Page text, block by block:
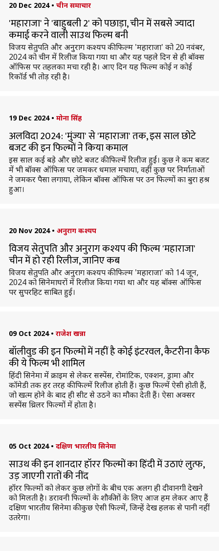
20 Dec 2024 • चीन समाचार
'महाराजा' ने 'बाहुबली 2' को पछाड़ा, चीन में सबसे ज्यादा
कमाई करने वाली साउथ फिल्म बनी
विजय सेतुपति और अनुराग कश्यप की फिल्म 'महाराजा' को 20 नवंबर,
2024 को चीन में रिलीज किया गया था और यह पहले दिन से ही बॉक्स
ऑफिस पर तहलका मचा रही है। आए दिन यह फिल्म कोई न कोई
रिकॉर्ड भी तोड़ रही है।
19 Dec 2024 • मोना सिंह
अलविदा 2024: 'मुंज्या' से 'महाराजा' तक, इस साल छोटे
बजट की इन फिल्माें ने किया कमाल
इस साल कई बड़े और छोटे बजट की फिल्में रिलीज हुईं। कुछ ने कम बजट
में भी बॉक्स ऑफिस पर जमकर धमाल मचाया, वहीं कुछ पर निर्माताओं
ने जमकर पैसा लगाया, लेकिन बाॅक्स ऑफिस पर उन फिल्मों का बुरा हश्र
हुआ।
20 Nov 2024 • अनुराग कश्यप
विजय सेतुपति और अनुराग कश्यप की फिल्म 'महाराजा'
चीन में हो रही रिलीज, जानिए कब
विजय सेतुपति और अनुराग कश्यप की फिल्म 'महाराजा' को 14 जून,
2024 को सिनेमाघरों में रिलीज किया गया था और यह बॉक्स ऑफिस
पर सुपरहिट साबित हुई।
09 Oct 2024 • राजेश खन्ना
बॉलीवुड की इन फिल्मों में नहीं है कोई इंटरवल, कैटरीना कैफ
की ये फिल्म भी शामिल
हिंदी सिनेमा में क्राइम से लेकर सस्पेंस, रोमांटिक, एक्शन, ड्रामा और
कॉमेडी तक हर तरह की फिल्में रिलीज होती हैं। कुछ फिल्में ऐसी होती हैं,
जो खत्म होने के बाद ही सीट से उठने का मौका देती हैं। ऐसा अक्सर
सस्पेंस थ्रिलर फिल्मों में होता है।
05 Oct 2024 • दक्षिण भारतीय सिनेमा
साउथ की इन शानदार हॉरर फिल्मों का हिंदी में उठाएं लुत्फ,
उड़ जाएगी रातों की नींद
हॉरर फिल्मों को लेकर कुछ लोगों के बीच एक अलग ही दीवानगी देखने
को मिलती है। डरावनी फिल्मों के शौकीनों के लिए आज हम लेकर आए हैं
दक्षिण भारतीय सिनेमा की कुछ ऐसी फिल्में, जिन्हें देख हलक से पानी नहीं
उतरेगा।